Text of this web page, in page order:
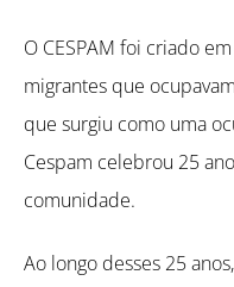
O CESPAM foi criado
migrantes que
que surgiu como uma
Cespam celebrou 25
comunidade.
Ao longo desses 25